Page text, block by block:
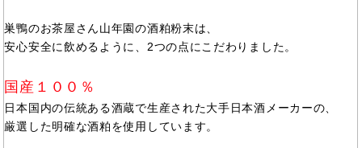
巣鴨のお茶屋さん山年園の酒粕粉末は、
安心安全に飲めるように、2つの点にこだわりました。
国産１００％
日本国内の伝統ある酒蔵で生産された大手日本酒メーカーの、
厳選した明確な酒粕を使用しています。